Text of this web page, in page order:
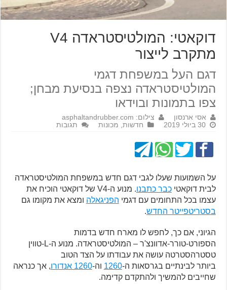
דוקאטי: המולטיסטראדה V4
מתקרב לייצור
דגם העל במשפחת דגמי
המולטיסטראדה נצפה בנסיעת מבחן;
צפו בתמונות ובוידאו
אסי ארנסון
צילום: asphaltandrubber.com
30 ביולי 2019
חדשות, מכונות תגובות
על השמועות שעלו לגבי דגם חדש במשפחת המולטיסטראדה
לבית דוקאטיכבר כתבנו
. מנוע ה-V4 של דוקאטי הוכיח את
עצמו בכל התחומים עם דגמי הפניגאלה ומצא את מקומו גם
בסטריטפייטר החדש.
הגיוני, אם כך, לחפש לו מארח חדש בדמות
הספורט-טורר-אדוונצ'ר – המולטיסטראדה. מנוע ה-L-טווין
טסטרהסטרטה עושה את עבודתו על הצד הטוב
ביותר לבינתיים בגרסאות ה-1260 וה-1260 אנדורו
, אך כנראה
שחייבים להמשיך ולהתקדם קדימה.